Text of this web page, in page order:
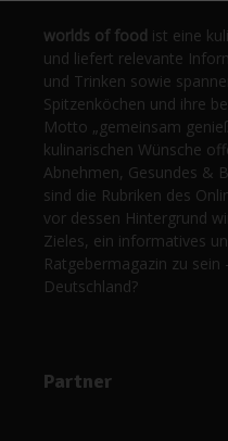
worlds of food ist eine
und liefert relevante
und Trinken sowie
Spitzenköchen und ihre
Motto „gemeinsam
kulinarischen Wünsche
Abnehmen, Gesundes &
sind die Rubriken des
vor dessen Hintergrund
Zieles, ein informatives
Ratgebermagazin zu sein
Deutschland?
Partner